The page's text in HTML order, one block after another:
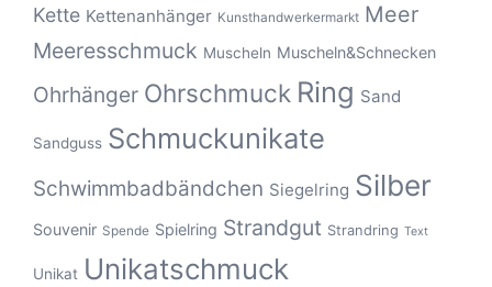
Kette Kettenanhänger Kunsthandwerkermarkt Meer
Meeresschmuck Muscheln Muscheln&Schnecken
Ohrhänger Ohrschmuck Ring Sand
Sandguss Schmuckunikate
Schwimmbadbändchen Siegelring Silber
Souvenir Spende Spielring Strandgut Strandring Text
Unikat Unikatschmuck